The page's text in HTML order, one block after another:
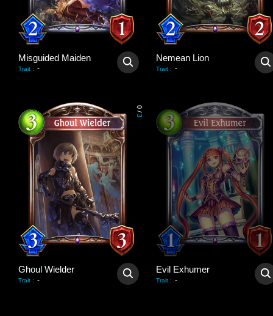
Misguided Maiden
Trait : -
Nemean Lion
Trait : -
0
/
3
Ghoul Wielder
Trait : -
Evil Exhumer
Trait : -